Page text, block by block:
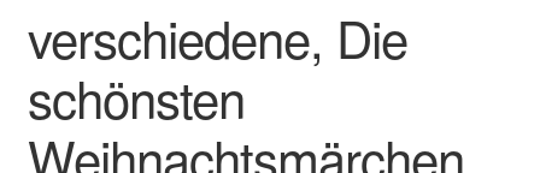
verschiedene, Die
schönsten
Weihnachtsmärchen